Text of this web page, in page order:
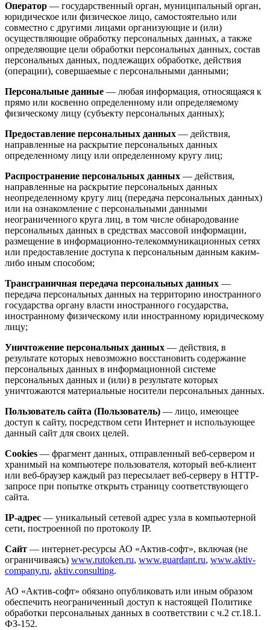
Оператор — государственный орган, муниципальный орган,
юридическое или физическое лицо, самостоятельно или
совместно с другими лицами организующие и (или)
осуществляющие обработку персональных данных, а также
определяющие цели обработки персональных данных, состав
персональных данных, подлежащих обработке, действия
(операции), совершаемые с персональными данными;
Персональные данные — любая информация, относящаяся к
прямо или косвенно определенному или определяемому
физическому лицу (субъекту персональных данных);
Предоставление персональных данных — действия,
направленные на раскрытие персональных данных
определенному лицу или определенному кругу лиц;
Распространение персональных данных — действия,
направленные на раскрытие персональных данных
неопределенному кругу лиц (передача персональных данных)
или на ознакомление с персональными данными
неограниченного круга лиц, в том числе обнародование
персональных данных в средствах массовой информации,
размещение в информационно-телекоммуникационных сетях
или предоставление доступа к персональным данным каким-
либо иным способом;
Трансграничная передача персональных данных —
передача персональных данных на территорию иностранного
государства органу власти иностранного государства,
иностранному физическому или иностранному юридическому
лицу;
Уничтожение персональных данных — действия, в
результате которых невозможно восстановить содержание
персональных данных в информационной системе
персональных данных и (или) в результате которых
уничтожаются материальные носители персональных данных.
Пользователь сайта (Пользователь) — лицо, имеющее
доступ к сайту, посредством сети Интернет и использующее
данный сайт для своих целей.
Cookies — фрагмент данных, отправленный веб-сервером и
хранимый на компьютере пользователя, который веб-клиент
или веб-браузер каждый раз пересылает веб-серверу в HTTP-
запросе при попытке открыть страницу соответствующего
сайта.
IP-адрес — уникальный сетевой адрес узла в компьютерной
сети, построенной по протоколу IP.
Сайт — интернет-ресурсы АО «Актив-софт», включая (не
ограничиваясь) www.rutoken.ru, www.guardant.ru, www.aktiv-
company.ru, aktiv.consulting.
АО «Актив-софт» обязано опубликовать или иным образом
обеспечить неограниченный доступ к настоящей Политике
обработки персональных данных в соответствии с ч.2 ст.18.1.
ФЗ-152.